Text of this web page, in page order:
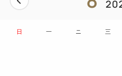
日 一 ニ 三